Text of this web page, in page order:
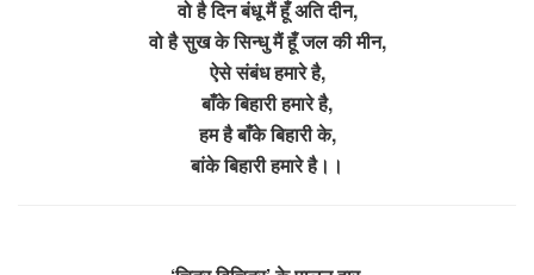
वो है दिन बंधू मैं हूँ अति दीन,
वो है सुख के सिन्धु मैं हूँ जल की मीन,
ऐसे संबंध हमारे है,
बाँके बिहारी हमारे है,
हम है बाँके बिहारी के,
बांके बिहारी हमारे है।।